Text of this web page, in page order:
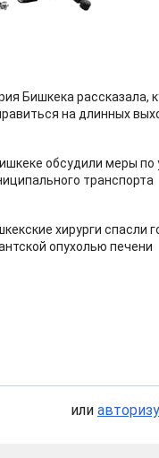
Бишкека рассказала,
на длинных
обсудили меры
транспорта
хирурги спасли
опухолью печени
или